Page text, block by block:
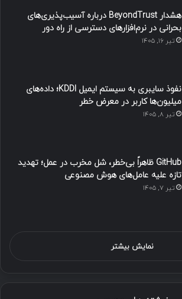
هشدار BeyondTrust درباره آسیب‌پذیری‌های
بحرانی در نرم‌افزارهای دسترسی از راه دور
تیر ۱۶, ۱۴۰۵
نفوذ سایبری به سیستم ایمیل KDDI؛ داده‌های
میلیون‌ها کاربر در معرض خطر
تیر ۸, ۱۴۰۵
GitHub ظاهراً بی‌خطر، شل مخرب در عمل؛ تهدید
تازه علیه عامل‌های هوش مصنوعی
تیر ۷, ۱۴۰۵
نمایش بیشتر